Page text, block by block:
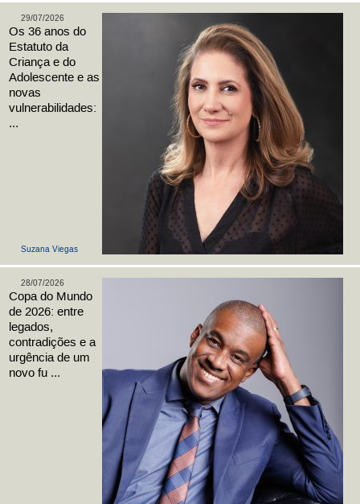
Suzana Viegas
29/07/2026
Os 36 anos do
Estatuto da
Criança e do
Adolescente e as
novas
vulnerabilidades:
...
28/07/2026
Copa do Mundo
de 2026: entre
legados,
contradições e a
urgência de um
novo fu ...